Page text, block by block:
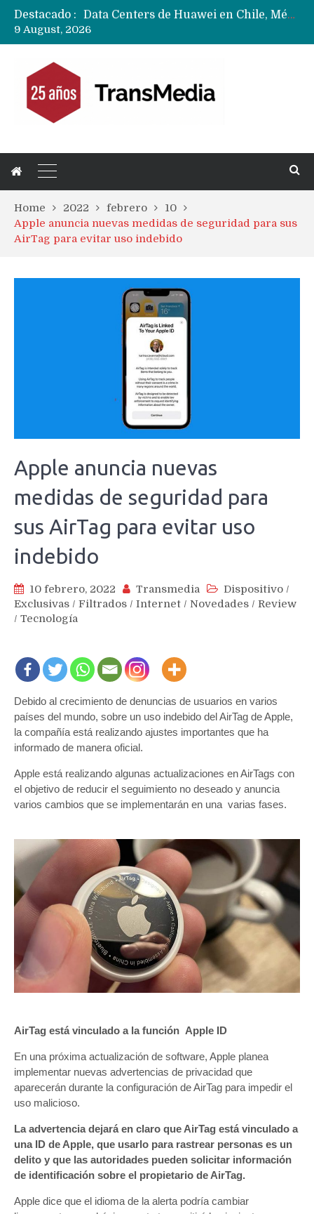
Destacado :
Data Centers de Huawei en Chile, México, Brasil,Perú y Argentina podrían verse afectados por arremetida de EE.UU
9 August, 2026
Home 2022 febrero
10
Apple anuncia nuevas medidas de seguridad para sus
AirTag para evitar uso indebido
Apple anuncia nuevas
medidas de seguridad para
sus AirTag para evitar uso
indebido
10 febrero, 2022 Transmedia Dispositivo /
Exclusivas / Filtrados / Internet / Novedades / Review
/ Tecnología
Debido al crecimiento de denuncias de usuarios en varios
países del mundo, sobre un uso indebido del AirTag de Apple,
la compañía está realizando ajustes importantes que ha
informado de manera oficial.
Apple está realizando algunas actualizaciones en AirTags con
el objetivo de reducir el seguimiento no deseado y anuncia
varios cambios que se implementarán en una varias fases.
AirTag está vinculado a la función Apple ID
En una próxima actualización de software, Apple planea
implementar nuevas advertencias de privacidad que
aparecerán durante la configuración de AirTag para impedir el
uso malicioso.
La advertencia dejará en claro que AirTag está vinculado a
una ID de Apple, que usarlo para rastrear personas es un
delito y que las autoridades pueden solicitar información
de identificación sobre el propietario de AirTag.
Apple dice que el idioma de la alerta podría cambiar